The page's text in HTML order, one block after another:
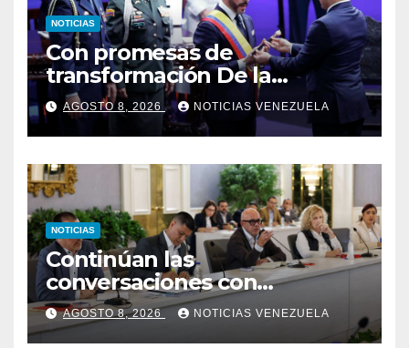
NOTICIAS
Con promesas de
transformación De la
Espriella jura como
presidente de Colombia
AGOSTO 8, 2026 NOTICIAS VENEZUELA
NOTICIAS
Continúan las
conversaciones con
delegación de la Asamblea
Nacional de 2015
AGOSTO 8, 2026 NOTICIAS VENEZUELA